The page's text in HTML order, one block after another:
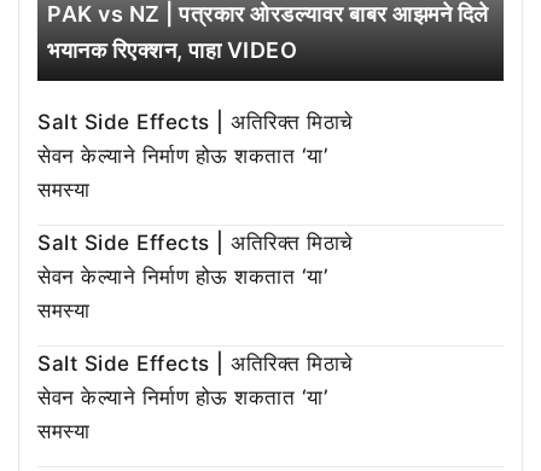
PAK vs NZ | पत्रकार ओरडल्यावर बाबर आझमने दिले
भयानक रिएक्शन, पाहा VIDEO
Salt Side Effects | अतिरिक्त मिठाचे
सेवन केल्याने निर्माण होऊ शकतात ‘या’
समस्या
Salt Side Effects | अतिरिक्त मिठाचे
सेवन केल्याने निर्माण होऊ शकतात ‘या’
समस्या
Salt Side Effects | अतिरिक्त मिठाचे
सेवन केल्याने निर्माण होऊ शकतात ‘या’
समस्या